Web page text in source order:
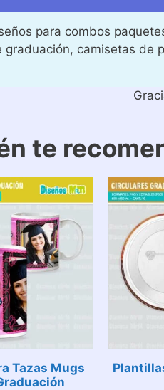
para combos
graduación, camisetas de
te
Tazas Mugs